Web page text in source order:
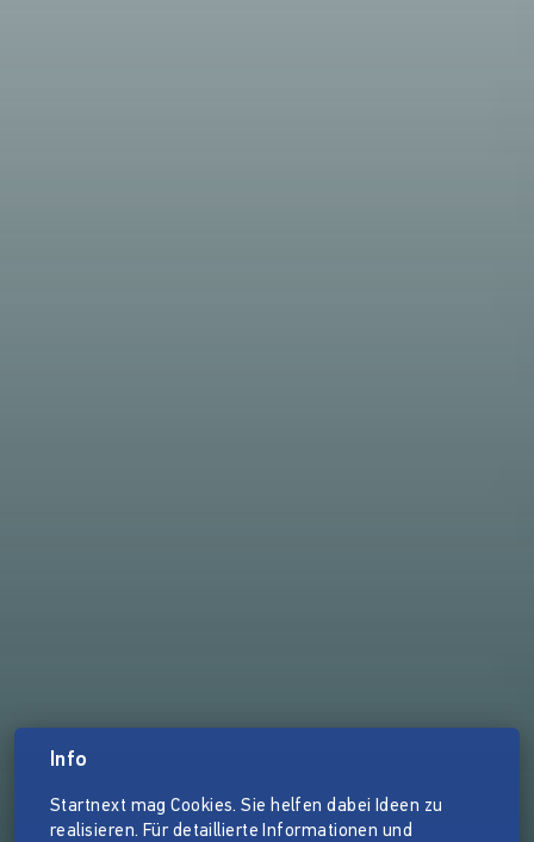
Info
Startnext mag Cookies. Sie helfen dabei Ideen zu
realisieren. Für detaillierte Informationen und